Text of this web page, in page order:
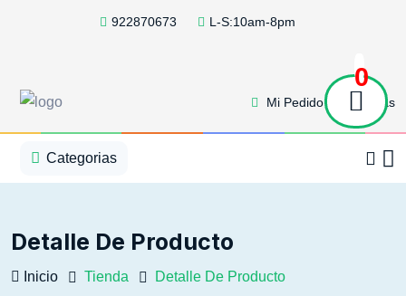
922870673 L-S:10am-8pm
Mi Pedido Ofertas
0
Categorias
Detalle De Producto
Inicio Tienda Detalle De Producto